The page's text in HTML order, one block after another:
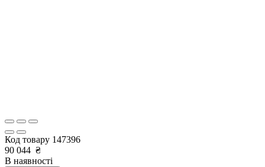
Код товару 147396
90 044 ₴
В наявності